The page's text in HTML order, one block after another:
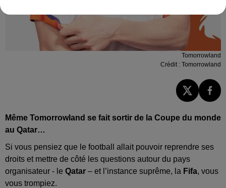
Tomorrowland
Crédit : Tomorrowland
Même Tomorrowland se fait sortir de la Coupe du monde
au Qatar…
Si vous pensiez que le football allait pouvoir reprendre ses
droits et mettre de côté les questions autour du pays
organisateur - le Qatar – et l’instance suprême, la Fifa, vous
vous trompiez.